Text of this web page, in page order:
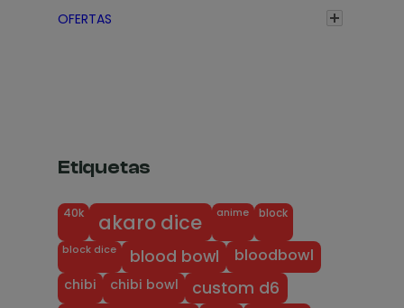
OFERTAS
Etiquetas
40k akaro dice anime block
block dice blood bowl bloodbowl
chibi chibi bowl custom d6